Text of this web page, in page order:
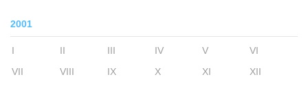
2001
I II III IV V
VI
VII
VIII IX X XI XII